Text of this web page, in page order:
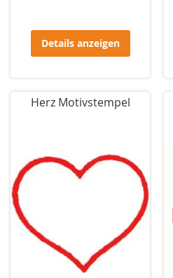
Details anzeigen
Herz Motivstempel